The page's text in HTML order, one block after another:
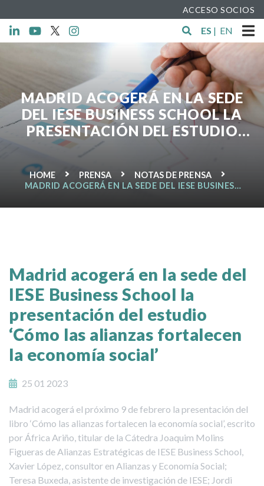
ACCESO SOCIOS
ES | EN
MADRID ACOGERÁ EN LA SEDE
DEL IESE BUSINESS SCHOOL LA
PRESENTACIÓN DEL ESTUDIO
‘CÓMO LAS ALIANZAS
FORTALECEN LA ECONOMÍA
SOCIAL’
HOME PRENSA
NOTAS DE PRENSA
MADRID ACOGERÁ EN LA SEDE DEL IESE BUSINESS
LAS ALIANZAS FORTALECEN LA ECONOMÍA SOCIAL’
Madrid acogerá en la sede del
IESE Business School la
presentación del estudio
‘Cómo las alianzas fortalecen
la economía social’
25 01 2023
Madrid acogerá el próximo 9 de febrero la presentación del
libro ‘Cómo las alianzas fortalecen la economía social’, escrito
por África Ariño, titular de la Cátedra Joaquim Molins
Figueras de Alianzas Estratégicas de IESE Business School,
Xavier López, consultor en Alianzas y Economía Social;
Teresa Buxeda, asistente de investigación de IESE; Jordi